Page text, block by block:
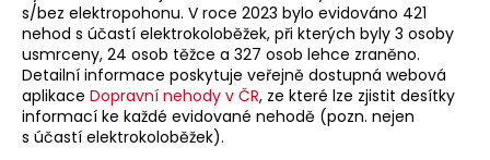
s/bez elektropohonu. V roce 2023 bylo evidováno 421
nehod s účastí elektrokoloběžek, při kterých byly 3 osoby
usmrceny, 24 osob těžce a 327 osob lehce zraněno.
Detailní informace poskytuje veřejně dostupná webová
aplikace Dopravní nehody v ČR, ze které lze zjistit desítky
informací ke každé evidované nehodě (pozn. nejen
s účastí elektrokoloběžek).